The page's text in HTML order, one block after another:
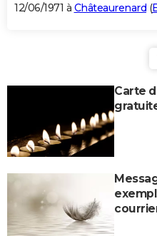
12/06/1971 à Châteaurenard (
Carte